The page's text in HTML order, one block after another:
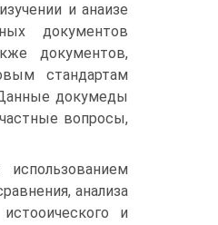
и анаизе
документов
документов,
стандартам
докумеды
вопросы,
анализа
и